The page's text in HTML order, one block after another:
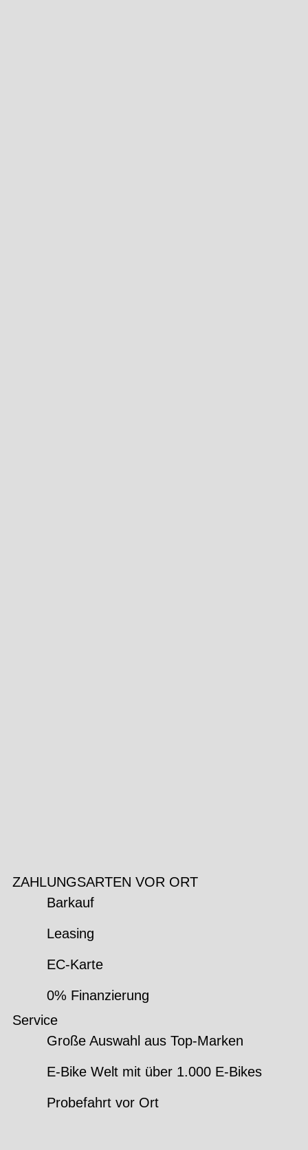
ZAHLUNGSARTEN VOR ORT
Barkauf
Leasing
EC-Karte
0% Finanzierung
Service
Große Auswahl aus Top-Marken
E-Bike Welt mit über 1.000 E-Bikes
Probefahrt vor Ort